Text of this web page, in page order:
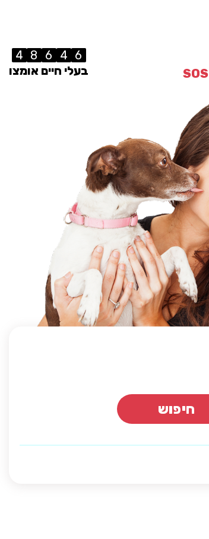
SOS
6
4
6
8
4
בעלי חיים אומצו
חיפוש